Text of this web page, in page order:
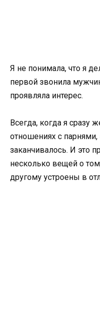
Я не понимала, что я
первой звонила
проявляла интерес.
Всегда, когда я сразу
отношениях с
заканчивалось. И это
несколько вещей о
другому устроены в